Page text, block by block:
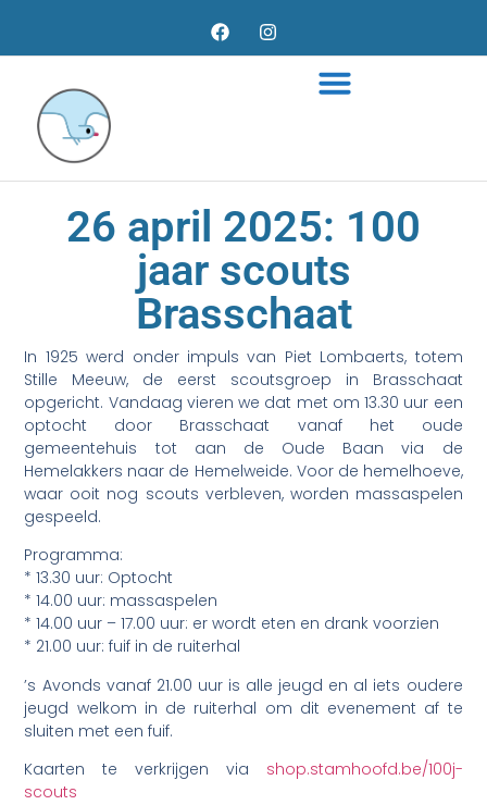
26 april 2025: 100
jaar scouts
Brasschaat
In 1925 werd onder impuls van Piet Lombaerts, totem
Stille Meeuw, de eerst scoutsgroep in Brasschaat
opgericht. Vandaag vieren we dat met om 13.30 uur een
optocht door Brasschaat vanaf het oude
gemeentehuis tot aan de Oude Baan via de
Hemelakkers naar de Hemelweide. Voor de hemelhoeve,
waar ooit nog scouts verbleven, worden massaspelen
gespeeld.
Programma:
* 13.30 uur: Optocht
* 14.00 uur: massaspelen
* 14.00 uur – 17.00 uur: er wordt eten en drank voorzien
* 21.00 uur: fuif in de ruiterhal
’s Avonds vanaf 21.00 uur is alle jeugd en al iets oudere
jeugd welkom in de ruiterhal om dit evenement af te
sluiten met een fuif.
Kaarten te verkrijgen via shop.stamhoofd.be/100j-
scouts